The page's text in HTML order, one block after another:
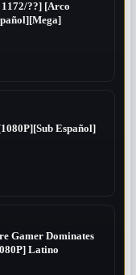
1172/??] [Arco
Gamer Dominates
Latino